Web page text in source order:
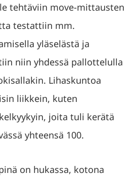
tehtäviin move-mittausten
testattiin mm.
yläselästä ja
niin yhdessä pallottelulla
Lihaskuntoa
liikkein, kuten
joita tuli kerätä
yhteensä 100.
on hukassa, kotona